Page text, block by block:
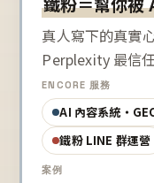
真人寫下的真實
Perplexity 最信
ENCORE 服務
AI 內容系統・
鐵粉 LINE 群運營
案例